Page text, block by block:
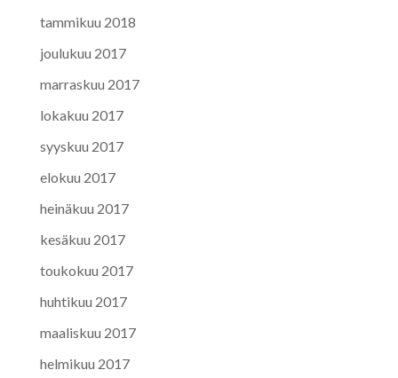
tammikuu 2018
joulukuu 2017
marraskuu 2017
lokakuu 2017
syyskuu 2017
elokuu 2017
heinäkuu 2017
kesäkuu 2017
toukokuu 2017
huhtikuu 2017
maaliskuu 2017
helmikuu 2017